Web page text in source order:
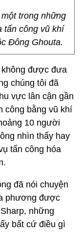
trong những
tấn công vũ khí
Đông Ghouta.
không được đưa
chúng tôi đã
vực lân cận gần
công bằng vũ khí
10 người
nhìn thấy hay
tấn công hóa
đã nói chuyện
phương được
những
bất cứ điều gì